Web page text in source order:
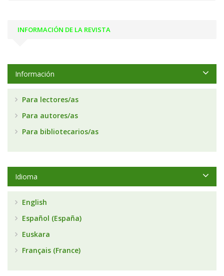
INFORMACIÓN DE LA REVISTA
Información
Para lectores/as
Para autores/as
Para bibliotecarios/as
Idioma
English
Español (España)
Euskara
Français (France)